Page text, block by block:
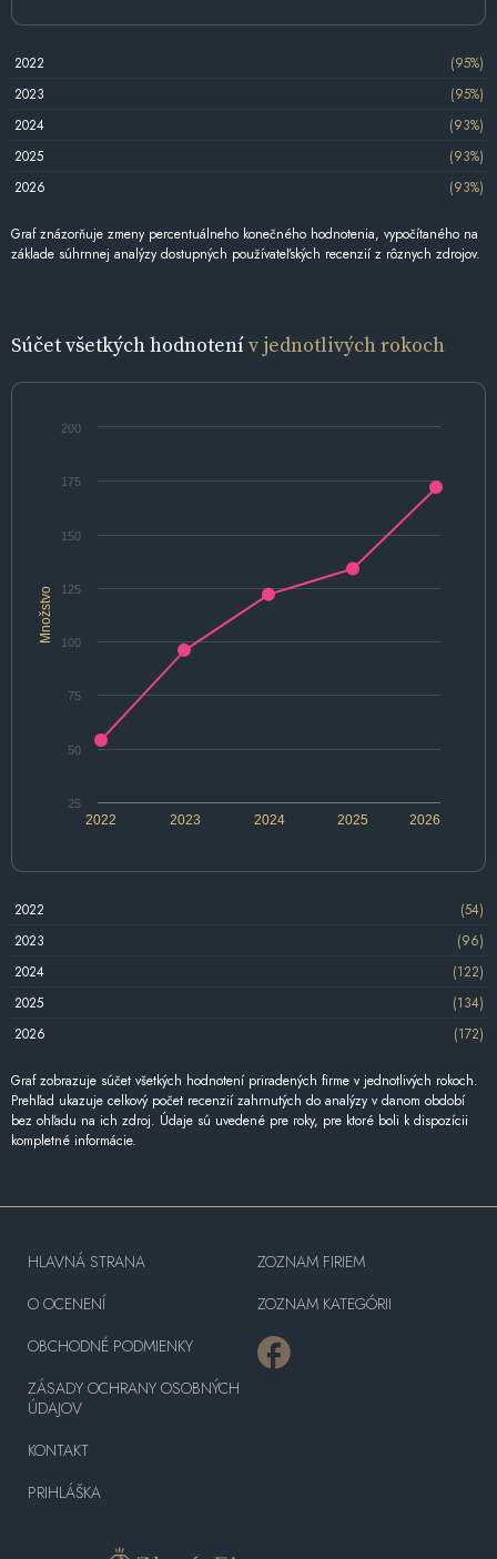
2022
(95%)
2023
(95%)
2024
(93%)
2025
(93%)
2026
(93%)
Graf znázorňuje zmeny percentuálneho konečného hodnotenia, vypočítaného na
základe súhrnnej analýzy dostupných používateľských recenzií z rôznych zdrojov.
Súčet všetkých hodnotenív jednotlivých rokoch
Množstvo
2022 2024 2026
2023 2025
25
50
75
100
125
150
175
200
2022
(54)
2023
(96)
2024
(122)
2025
(134)
2026
(172)
Graf zobrazuje súčet všetkých hodnotení priradených firme v jednotlivých rokoch.
Prehľad ukazuje celkový počet recenzií zahrnutých do analýzy v danom období
bez ohľadu na ich zdroj. Údaje sú uvedené pre roky, pre ktoré boli k dispozícii
kompletné informácie.
HLAVNÁ STRANA
O OCENENÍ
OBCHODNÉ PODMIENKY
ZÁSADY OCHRANY OSOBNÝCH
ÚDAJOV
KONTAKT
PRIHLÁŠKA
ZOZNAM FIRIEM
ZOZNAM KATEGÓRII